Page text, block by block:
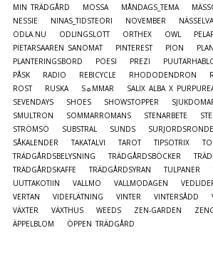
MIN TRÄDGÅRD
MOSSA MÅNDAGS_TEMA
NESSIE
NINAS_TIDSTEORI NOVEMBER
ODLA.NU
ODLINGSLOTT ORTHEX OWL
PIETARSAAREN SANOMAT
PINTEREST PION
PLANTERINGSBORD
POESI PREZI
PÅSK
RADIO REBICYCLE RHODODENDRON
ROST
RUSKA S☼MMAR SALIX ALBA X
SEVENDAYS
SHOES SHOWSTOPPER
SMULTRON
SOMMARROMANS STENARBETE
STRÖMSÖ
SUBSTRAL SUNDS
SÅKALENDER
TAKATALVI TAROT TIPSOTRIX
TRÄDGÅRDSBELYSNING
TRÄDGÅRDSBÖCKER
TRÄDGÅRDSKAFFE
TRÄDGÅRDSYRAN TULPANER
UUTTAKOTIIN
VALLMO VALLMODAGEN
VERTAN
VIDEFLÄTNING VINTER VINTERSÅDD
VÄXTER
VÄXTHUS WEEDS ZEN-GARDEN
ÄPPELBLOM
ÖPPEN TRÄDGÅRD